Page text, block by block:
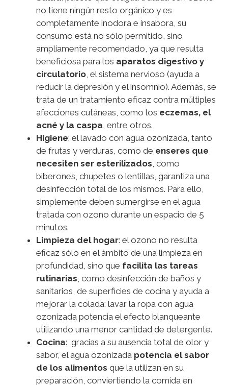
no tiene ningún resto orgánico y es
completamente inodora e insabora, su
consumo está no sólo permitido, sino
ampliamente recomendado, ya que resulta
beneficiosa para los aparatos digestivo y
circulatorio , el sistema nervioso (ayuda a
reducir la depresión y el insomnio). Además, se
trata de un tratamiento eficaz contra múltiples
afecciones cutáneas, como los eczemas, el
acné y la caspa , entre otros.
Higiene: el lavado con agua ozonizada, tanto
de frutas y verduras, como de enseres que
necesiten ser esterilizados , como
biberones, chupetes o lentillas, garantiza una
desinfección total de los mismos. Para ello,
simplemente deben sumergirse en el agua
tratada con ozono durante un espacio de 5
minutos.
Limpieza del hogar: el ozono no resulta
eficaz sólo en el ámbito de una limpieza en
profundidad, sino que facilita las tareas
rutinarias , como desinfección de baños y
sanitarios, de superficies de cocina y ayuda a
mejorar la colada: lavar la ropa con agua
ozonizada potencia el efecto blanqueante
utilizando una menor cantidad de detergente.
Cocina: gracias a su ausencia total de olor y
sabor, el agua ozonizada potencia el sabor
de los alimentos que la utilizan en su
preparación, conviertiendo la comida en